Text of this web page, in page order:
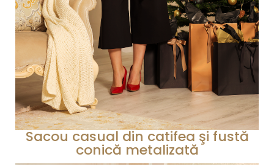
Sacou casual din catifea şi fustă
conică metalizată